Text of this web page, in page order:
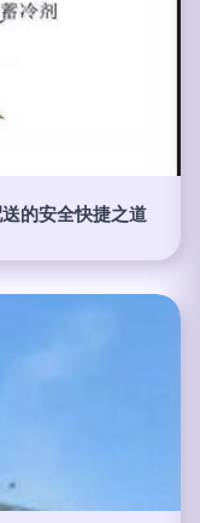
的安全快捷之道